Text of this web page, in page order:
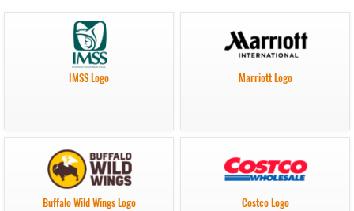
IMSS Logo Marriott Logo
Buffalo Wild Wings Logo Costco Logo